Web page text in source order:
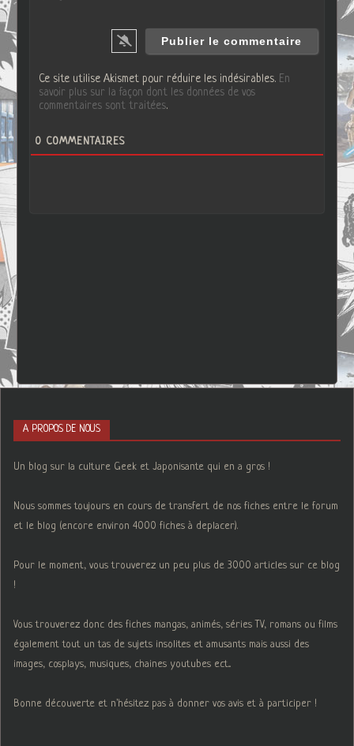
Ce site utilise Akismet pour réduire les indésirables. En
savoir plus sur la façon dont les données de vos
commentaires sont traitées.
0 COMMENTAIRES
A PROPOS DE NOUS
Un blog sur la culture Geek et Japonisante qui en a gros !
Nous sommes toujours en cours de transfert de nos fiches entre le forum
et le blog (encore environ 4000 fiches à deplacer).
Pour le moment, vous trouverez un peu plus de 3000 articles sur ce blog
!
Vous trouverez donc des fiches mangas, animés, séries TV, romans ou films
également tout un tas de sujets insolites et amusants mais aussi des
images, cosplays, musiques, chaines youtubes ect...
Bonne découverte et n'hésitez pas à donner vos avis et à participer !